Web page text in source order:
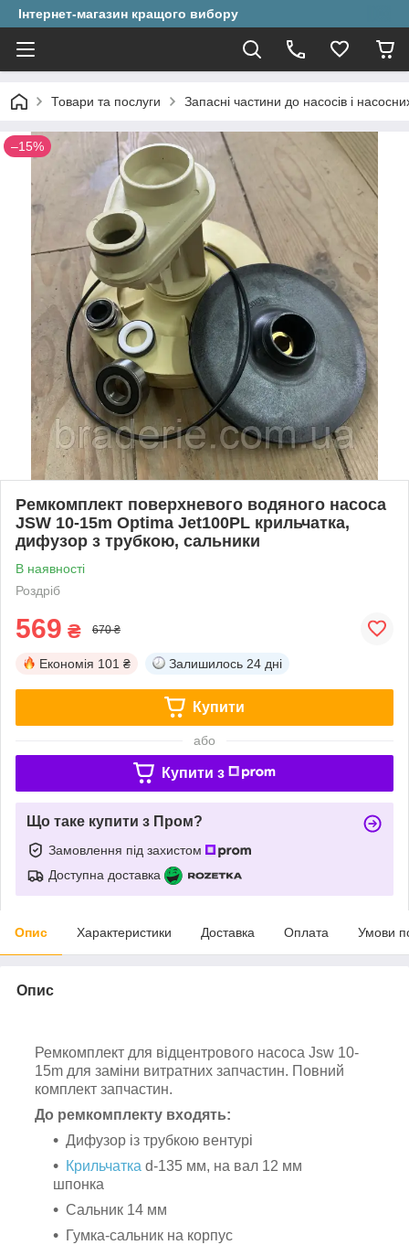
Інтернет-магазин кращого вибору
Товари та послуги Запасні частини до насосів і
–15%
Ремкомплект поверхневого водяного насоса
JSW 10-15m Optima Jet100PL крильчатка,
дифузор з трубкою, сальники
В наявності
Роздріб
569 ₴ 670 ₴
Економія 101 ₴ Залишилось 24 дні
Купити
або
Купити з
Що таке купити з Пром?
Замовлення під захистом
Доступна доставка
Опис Характеристики Доставка Оплата Умови
Опис
Ремкомплект для відцентрового насоса Jsw 10-
15m для заміни витратних запчастин. Повний
комплект запчастин.
До ремкомплекту входять:
Дифузор із трубкою вентурі
Крильчатка d-135 мм, на вал 12 мм
шпонка
Сальник 14 мм
Гумка-сальник на корпус